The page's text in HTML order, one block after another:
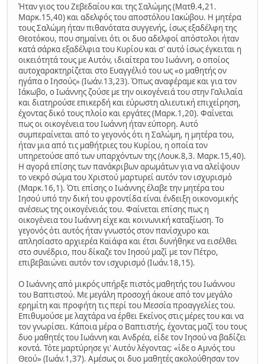
Ήταν γιος του Ζεβεδαίου και της Σαλώμης (Ματθ.4,21.
Μαρκ.15,40) και αδελφός του αποστόλου Ιακώβου. Η μητέρα
τους Σαλώμη ήταν πιθανότατα συγγενής, ίσως εξαδέλφη της
Θεοτόκου, που σημαίνει ότι οι δυο αδελφοί απόστολοι ήταν
κατά σάρκα εξαδέλφια του Κυρίου και σ' αυτό ίσως έγκειται η
οικειότητά τους με Αυτόν, ιδιαίτερα του Ιωάννη, ο οποίος
αυτοχαρακτηρίζεται στο Ευαγγέλιό του ως «ο μαθητής ον
ηγάπα ο Ιησούς» (Ιωάν.13,23). Όπως αναφέραμε και για τον
Ιάκωβο, ο Ιωάννης ζούσε με την οικογένειά του στην Γαλιλαία
και διατηρούσε επικερδή και εύρωστη αλιευτική επιχείρηση,
έχοντας δικό τους πλοίο και εργάτες (Μαρκ.1,20). Φαίνεται
πως οι οικογένεια του Ιωάννη ήταν εύπορη. Αυτό
συμπεραίνεται από το γεγονός ότι η Σαλώμη, η μητέρα του,
ήταν μια από τις μαθήτριες του Κυρίου, η οποία τον
υπηρετούσε από των υπαρχόντων της (Λουκ.8,3. Μαρκ.15,40).
Η αγορά επίσης των πανάκριβων αρωμάτων για να αλείψουν
το νεκρό σώμα του Χριστού μαρτυρεί αυτόν τον ισχυρισμό
(Μαρκ.16,1). Ότι επίσης ο Ιωάννης έλαβε την μητέρα του
Ιησού υπό την δική του φροντίδα είναι ένδειξη οικονομικής
ανέσεως της οικογένειάς του. Φαίνεται επίσης πως η
οικογένεια του Ιωάννη είχε και κοινωνική καταξίωση. Το
γεγονός ότι αυτός ήταν γνωστός στον πανίσχυρο και
απλησίαστο αρχιερέα Καϊάφα και έτσι δυνήθηκε να εισέλθει
στο συνέδριο, που δίκαζε τον Ιησού μαζί με τον Πέτρο,
επιβεβαιώνει αυτόν τον ισχυρισμό (Ιωάν.18,15).
Ο Ιωάννης από μικρός υπήρξε πιστός μαθητής του Ιωάννου
του Βαπτιστού. Με μεγάλη προσοχή άκουε από τον μεγάλο
ερημίτη και προφήτη τις περί του Μεσσία προαγγελίες του.
Επιθυμούσε με λαχτάρα να έρθει Εκείνος στις μέρες του και να
τον γνωρίσει. Κάποια μέρα ο Βαπτιστής, έχοντας μαζί του τους
δυο μαθητές του Ιωάννη και Ανδρέα, είδε τον Ιησού να βαδίζει
κοντά. Τότε μαρτύρησε γι' Αυτόν λέγοντας: «ίδε ο Αμνός του
Θεού» (Ιωάν.1,37). Αμέσως οι δυο μαθητές ακολούθησαν τον